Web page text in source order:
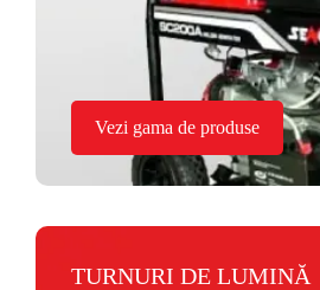
Vezi gama de produse
TURNURI DE LUMINĂ